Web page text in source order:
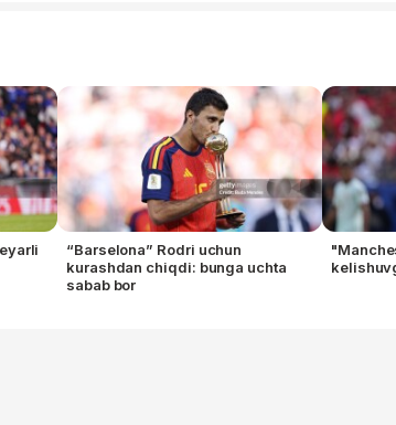
“Barselona” Rodri uchun
kurashdan chiqdi: bunga uchta
sabab bor